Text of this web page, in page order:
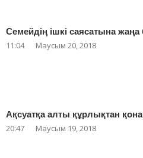
Семейдің ішкі саясатына
11:04 Маусым 20, 2018
Ақсуатқа алты құрлықтан
20:47 Маусым 19, 2018